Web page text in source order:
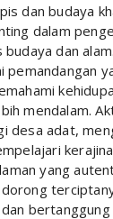
dan budaya
dalam
dan
pemandangan
mendalam.
desa adat,
yang
bertanggung